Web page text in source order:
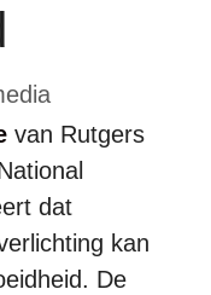
van Rutgers
dat
kan
De